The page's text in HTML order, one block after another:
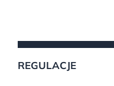
REGULACJE